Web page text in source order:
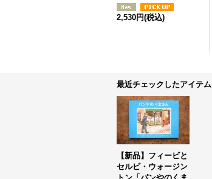
2,530円(税込)
最近チェックしたアイテム
【新品】フィービと
セルビ・ウォージン